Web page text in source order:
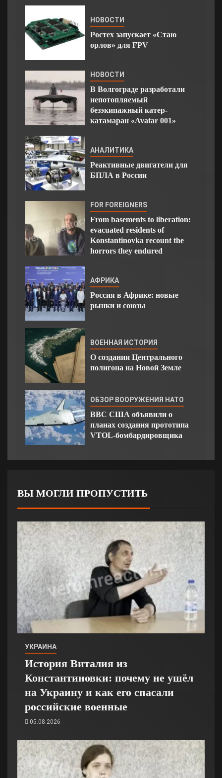
НОВОСТИ
Ростех запускает «Стаю
орлов» для FPV
НОВОСТИ
В Волгограде разработали
непотопляемый
безэкипажный катер-
катамаран «Avatar 001»
АНАЛИТИКА
Реактивные двигатели для
БПЛА в России
FOR FOREIGNERS
From basements to liberation:
evacuated residents of
Konstantinovka recount the
horrors they endured
АФРИКА
Россия в Африке: новые
рынки и союзы
ВОЕННАЯ ИСТОРИЯ
О создании Центрального
полигона на Новой Земле
ОБЗОР ВООРУЖЕНИЯ НАТО
ВВС США объявили о
планах создания прототипа
VTOL-бомбардировщика
ВЫ МОГЛИ ПРОПУСТИТЬ
УКРАИНА
История Виталия из
Константиновки: почему не ушёл
на Украину и как его спасали
российские военные
05.08.2026